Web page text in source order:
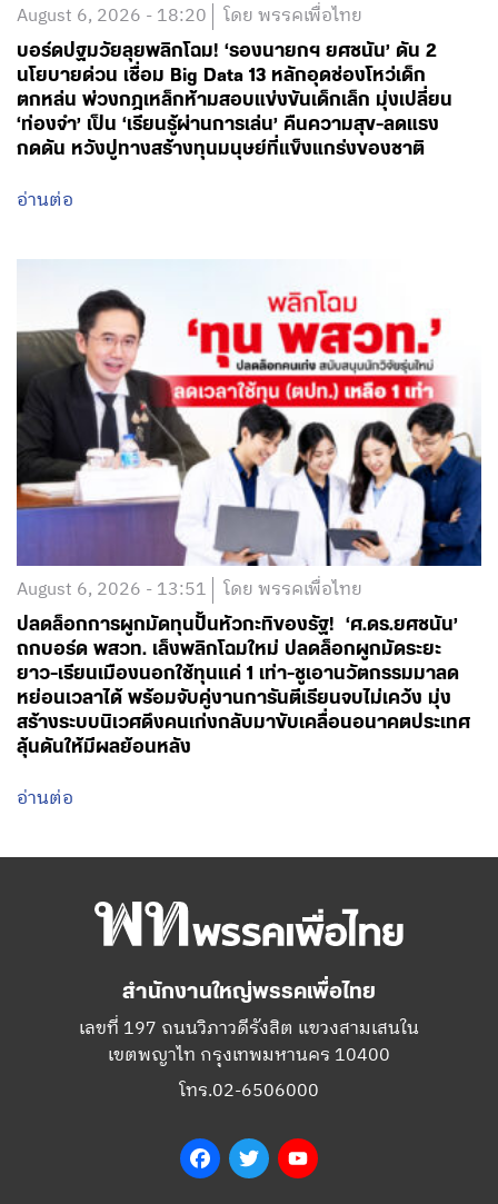
August 6, 2026 - 18:20 โดย พรรคเพื่อไทย
บอร์ดปฐมวัยลุยพลิกโฉม! ‘รองนายกฯ ยศชนัน’ ดัน 2
นโยบายด่วน เชื่อม Big Data 13 หลักอุดช่องโหว่เด็ก
ตกหล่น พ่วงกฎเหล็กห้ามสอบแข่งขันเด็กเล็ก มุ่งเปลี่ยน
‘ท่องจำ’ เป็น ‘เรียนรู้ผ่านการเล่น’ คืนความสุข-ลดแรง
กดดัน หวังปูทางสร้างทุนมนุษย์ที่แข็งแกร่งของชาติ
อ่านต่อ
August 6, 2026 - 13:51 โดย พรรคเพื่อไทย
ปลดล็อกการผูกมัดทุนปั้นหัวกะทิของรัฐ! ‘ศ.ดร.ยศชนัน’
ถกบอร์ด พสวท. เล็งพลิกโฉมใหม่ ปลดล็อกผูกมัดระยะ
ยาว-เรียนเมืองนอกใช้ทุนแค่ 1 เท่า-ชูเอานวัตกรรมมาลด
หย่อนเวลาได้ พร้อมจับคู่งานการันตีเรียนจบไม่เคว้ง มุ่ง
สร้างระบบนิเวศดึงคนเก่งกลับมาขับเคลื่อนอนาคตประเทศ
ลุ้นดันให้มีผลย้อนหลัง
อ่านต่อ
สำนักงานใหญ่พรรคเพื่อไทย
เลขที่ 197 ถนนวิภาวดีรังสิต แขวงสามเสนใน
เขตพญาไท กรุงเทพมหานคร 10400
โทร.02-6506000
FacebookTwitter